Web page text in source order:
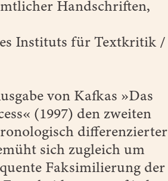
Handschriften,
Instituts für Textkritik /
von Kafkas »Das
(1997) den zweiten
differenzierter
sich zugleich um
Faksimilierung der